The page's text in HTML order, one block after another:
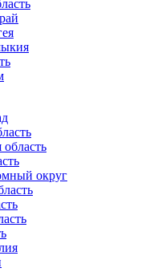
округ